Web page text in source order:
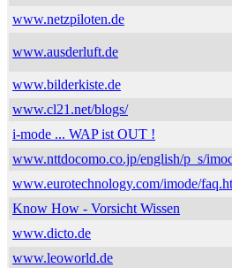
www.netzpiloten.de
www.ausderluft.de
www.bilderkiste.de
www.cl21.net/blogs/
i-mode ... WAP ist OUT !
www.nttdocomo.co.jp/english/p_s/
www.eurotechnology.com/imode/
Know How - Vorsicht Wissen
www.dicto.de
www.leoworld.de